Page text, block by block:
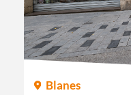
Blanes